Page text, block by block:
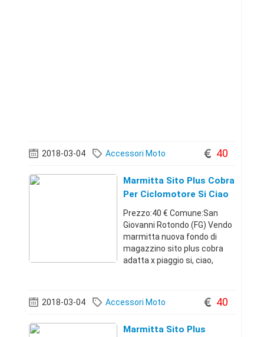
2018-03-04 Accessori Moto 40
Marmitta Sito Plus Cobra
Per Ciclomotore Si Ciao
Prezzo:40 € Comune:San
Giovanni Rotondo (FG) Vendo
marmitta nuova fondo di
magazzino sito plus cobra
adatta x piaggio si, ciao,
tutta Italia con corriere
tracciabile, consegna in
2018-03-04 Accessori Moto 40
Marmitta Sito Plus